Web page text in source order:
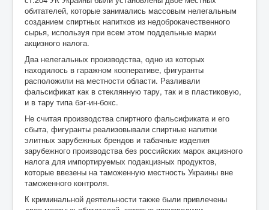
обитателей, которые занимались массовым нелегальным
созданием спиртных напитков из недоброкачественного
сырья, используя при всем этом поддельные марки
акцизного налога.
Два нелегальных производства, одно из которых
находилось в гаражном кооперативе, фигуранты
расположили на местности области. Разливали
фальсификат как в стеклянную тару, так и в пластиковую,
и в тару типа бэг-ин-бокс.
Не считая производства спиртного фальсификата и его
сбыта, фигуранты реализовывали спиртные напитки
элитных зарубежных брендов и табачные изделия
зарубежного производства без российских марок акцизного
налога для импортируемых подакцизных продуктов,
которые ввезены на таможенную местность Украины вне
таможенного контроля.
К криминальной деятельности также были привлечены